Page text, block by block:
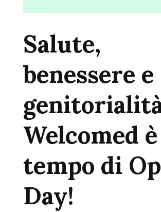
Salute,
benessere e
Welcomed è
tempo di
Day!